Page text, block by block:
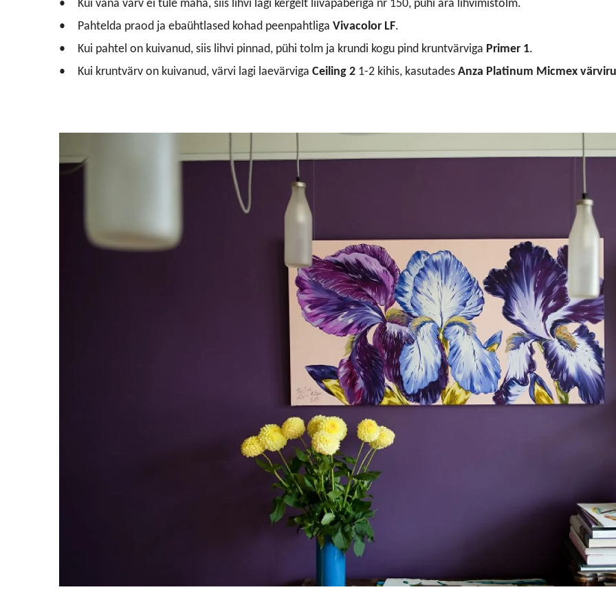
Pahtelda praod ja ebaühtlased kohad peenpahtligaVivacolor LF.
Kui pahtel on kuivanud, siis lihvi pinnad, pühi tolm ja krundi kogu pind kruntvärviga Primer 1.
Kui kruntvärv on kuivanud, värvi lagi laevärvigaCeiling 2 1-2 kihis, kasutadesAnza Platinum Micmex